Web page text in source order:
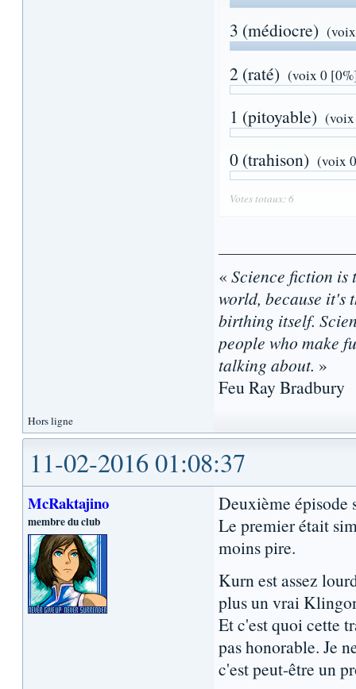
3 (médiocre)
2 (raté) (voix 0
1 (pitoyable)
0 (trahison) (voix
Votes totaux: 6
« Science fiction is
world, because it's
birthing itself.
people who make
talking about. »
Feu Ray Bradbury
Hors ligne
11-02-2016 01:08:37
McRaktajino
membre du club
Deuxième épisode
Le premier était
moins pire.
Kurn est assez
plus un vrai
Et c'est quoi cette
pas honorable. Je
c'est peut-être un